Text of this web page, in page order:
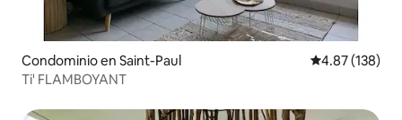
Condominio en Saint-Paul Calificación
4.87 (138)
Ti' FLAMBOYANT